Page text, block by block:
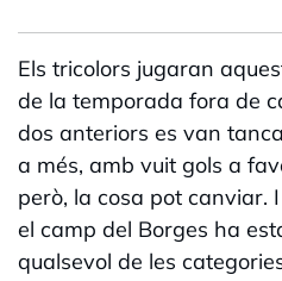
Els tricolors jugaran
de la temporada fora de
dos anteriors es van
a més, amb vuit gols a
però, la cosa pot canviar.
el camp del Borges ha
qualsevol de les